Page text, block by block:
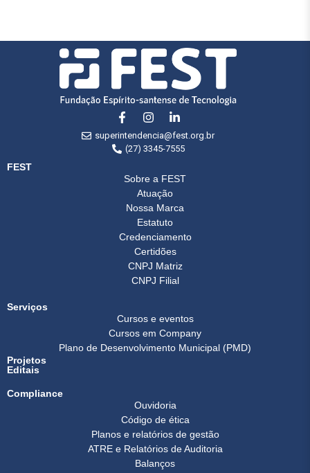
superintendencia@fest.org.br
(27) 3345-7555
FEST
Sobre a FEST
Atuação
Nossa Marca
Estatuto
Credenciamento
Certidões
CNPJ Matriz
CNPJ Filial
Serviços
Cursos e eventos
Cursos em Company
Plano de Desenvolvimento Municipal (PMD)
Projetos
Editais
Compliance
Ouvidoria
Código de ética
Planos e relatórios de gestão
ATRE e Relatórios de Auditoria
Balanços